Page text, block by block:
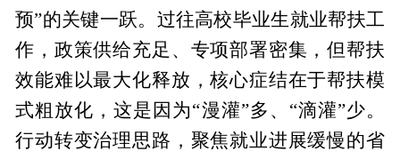
预”的关键一跃。过往高校毕业生就业帮扶工
作，政策供给充足、专项部署密集，但帮扶
效能难以最大化释放，核心症结在于帮扶模
式粗放化，这是因为“漫灌”多、“滴灌”少。
行动转变治理思路，聚焦就业进展缓慢的省